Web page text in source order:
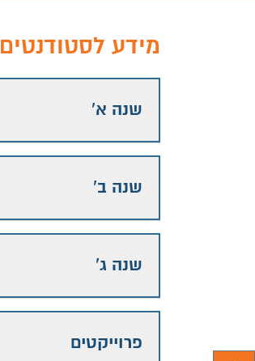
מידע לסטודנטים
שנה א'
שנה ב'
שנה ג'
פרוייקטים